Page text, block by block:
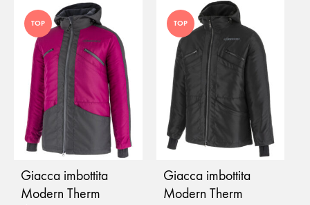
TOP
Giacca imbottita
Modern Therm
TOP
Giacca imbottita
Modern Therm